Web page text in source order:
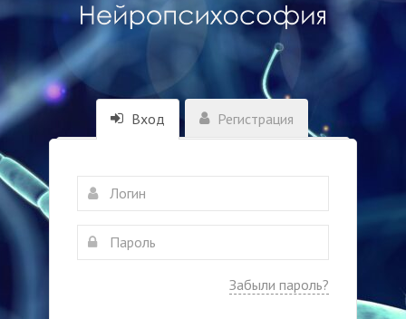
Вход Регистрация
Забыли пароль?